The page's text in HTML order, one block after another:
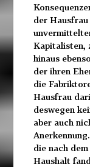
der Hausfrau
Kapitalisten,
hinaus
der ihren
die
Hausfrau
deswegen
aber auch
die nach
Haushalt